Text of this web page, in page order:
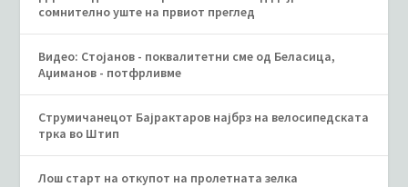
сомнително уште на првиот преглед
Видео: Стојанов - поквалитетни сме од Беласица,
Аџиманов - потфрливме
Струмичанецот Бајрактаров најбрз на велосипедската
трка во Штип
Лош старт на откупот на пролетната зелка